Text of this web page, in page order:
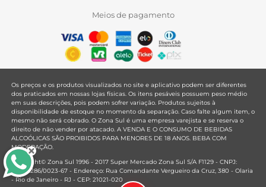
Meios de pagamento
Os preços e os produtos visualizados no site e aplicativo podem ser diferentes
dos praticados em nossas lojas físicas. Os itens pesáveis possuem peso médio
em suas descrições, pois podem sofrer variação. Produtos sujeitos à
disponibilidade de estoque no momento da separação. Caso falte algum item, o
mesmo não será cobrado. O Zona Sul é uma empresa varejista e se reserva o
direito de não vender por atacado. A VENDA E O CONSUMO DE BEBIDAS
ALCOÓLICAS SÃO PROIBIDOS PARA MENORES DE 18 ANOS. BEBA COM
MODERAÇÃO.
Copyright© Zona Sul 1996 - 2017 Super Mercado Zona Sul S/A F1129 - CNPJ:
33.381.286/0023-67 - Endereço: Rua Comandante Vergueiro da Cruz, 380 - Olaria
- Rio de Janeiro - RJ - CEP: 21021-020